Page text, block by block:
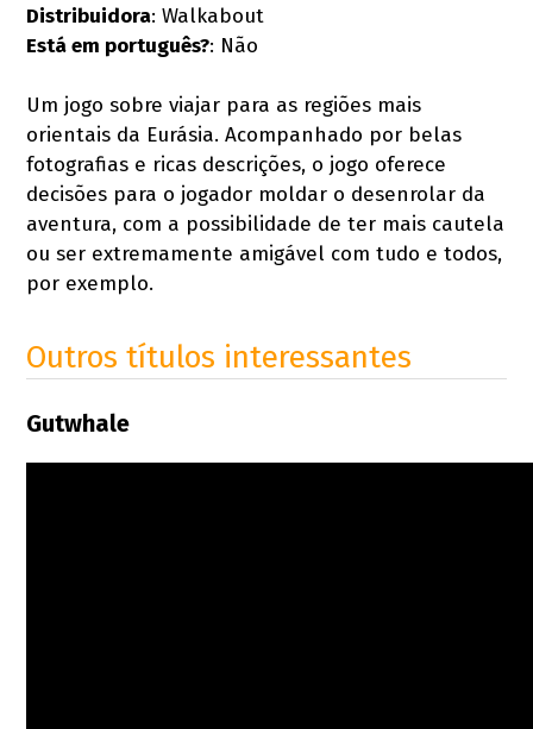
Distribuidora: Walkabout
Está em português?: Não
Um jogo sobre viajar para as regiões mais
orientais da Eurásia. Acompanhado por belas
fotografias e ricas descrições, o jogo oferece
decisões para o jogador moldar o desenrolar da
aventura, com a possibilidade de ter mais cautela
ou ser extremamente amigável com tudo e todos,
por exemplo.
Outros títulos interessantes
Gutwhale